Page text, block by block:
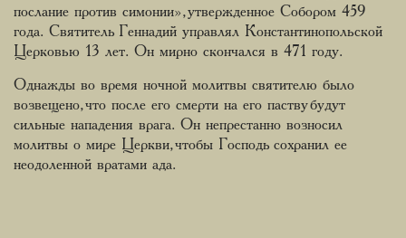
послание против симонии», утвержденное Собором 459
года. Святитель Геннадий управлял Константинопольской
Церковью 13 лет. Он мирно скончался в 471 году.
Однажды во время ночной молитвы святителю было
возвещено, что после его смерти на его паству будут
сильные нападения врага. Он непрестанно возносил
молитвы о мире Церкви, чтобы Господь сохранил ее
неодоленной вратами ада.